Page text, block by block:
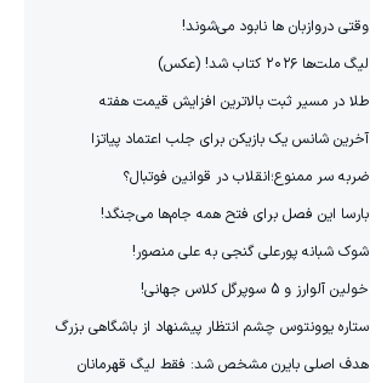
وقتی دروازبان ها نابود می‌شوند!
لیگ ملت‌ها ٢٠٢۶ کتاب شد! (عکس)
طلا در مسیر ثبت بالاترین افزایش قیمت هفته
آخرین شانس یک بازیکن برای جلب اعتماد پیاتزا
ضربه سر ممنوع؛انقلاب در قوانین فوتبال؟
بارسا این فصل برای فتح همه جام‌ها می‌جنگد!
شوک شبانه پورعلی گنجی به علی منصور!
خولین آلوارز و 5 سوپرگل کلاس جهانی!
ستاره یوونتوس چشم انتظار پیشنهاد از باشگاهی بزرگ
هدف اصلی بایرن مشخص شد: فقط لیگ قهرمانان